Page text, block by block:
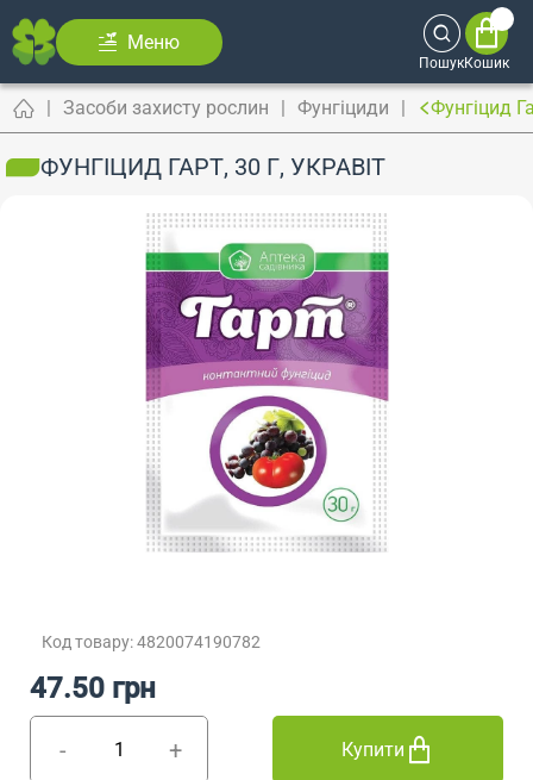
Меню
ПошукКошик
Засоби захисту рослин Фунгіциди Фунгіцид
ФУНГІЦИД ГАРТ, 30 Г, УКРАВІТ
Код товару: 4820074190782
- +
47.50 грн
Купити